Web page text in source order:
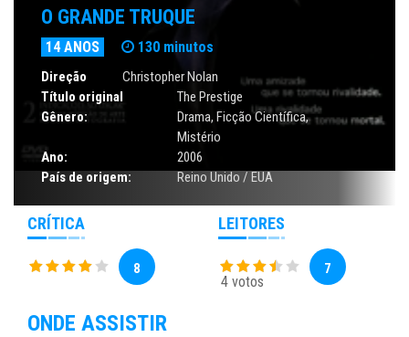
O GRANDE TRUQUE
14 ANOS 130 minutos
Direção
Christopher Nolan
Título original
The Prestige
Gênero:
Drama, Ficção Científica,
Mistério
Ano:
2006
País de origem:
Reino Unido / EUA
CRÍTICA
8
LEITORES
4 votos
7
ONDE ASSISTIR